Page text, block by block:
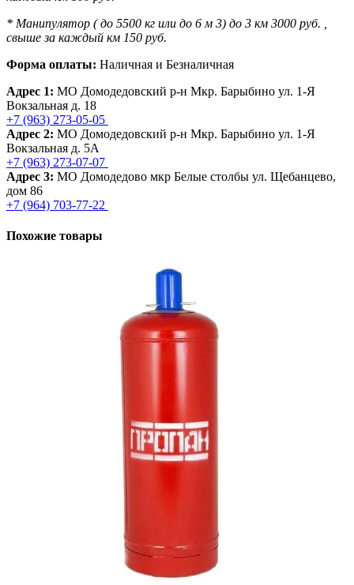
* Манипулятор ( до 5500 кг или до 6 м 3) до 3 км 3000 руб. ,
свыше за каждый км 150 руб.
Форма оплаты: Наличная и Безналичная
Адрес 1: МО Домодедовский р-н Мкр. Барыбино ул. 1-Я
Вокзальная д. 18
+7 (963) 273-05-05
Адрес 2: МО Домодедовский р-н Мкр. Барыбино ул. 1-Я
Вокзальная д. 5А
+7 (963) 273-07-07
Адрес 3: МО Домодедово мкр Белые столбы ул. Щебанцево,
дом 86
+7 (964) 703-77-22
Похожие товары